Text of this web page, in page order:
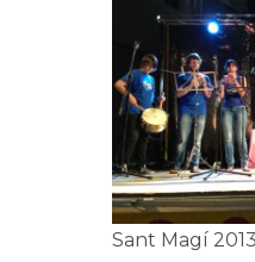
Sant Magí 2013